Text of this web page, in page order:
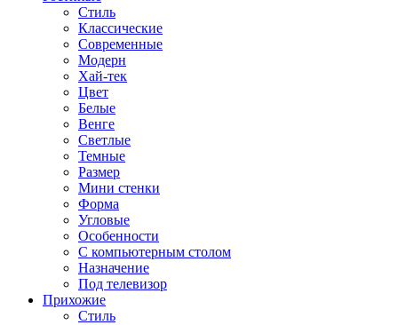
Стиль
Классические
Современные
Модерн
Хай-тек
Цвет
Белые
Венге
Светлые
Темные
Размер
Мини стенки
Форма
Угловые
Особенности
С компьютерным столом
Назначение
Под телевизор
Прихожие
Стиль